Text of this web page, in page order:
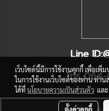
Line
โทร
© Copyright 2015 All Rights
เว็บไซต์นี้มีการใช้งานคุกกี้ เพื่อเ
ในการใช้งานเว็บไซต์ของท่าน ท่า
ได้ที่นโยบายความเป็นส่วนตัว และ
ตั้งค่าคุกกี้